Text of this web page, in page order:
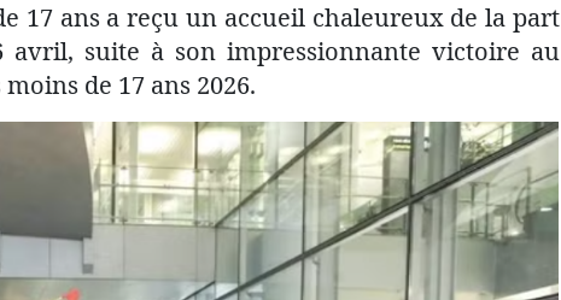
17 ans a reçu un accueil chaleureux de la part
avril, suite à son impressionnante victoire au
de 17 ans 2026.